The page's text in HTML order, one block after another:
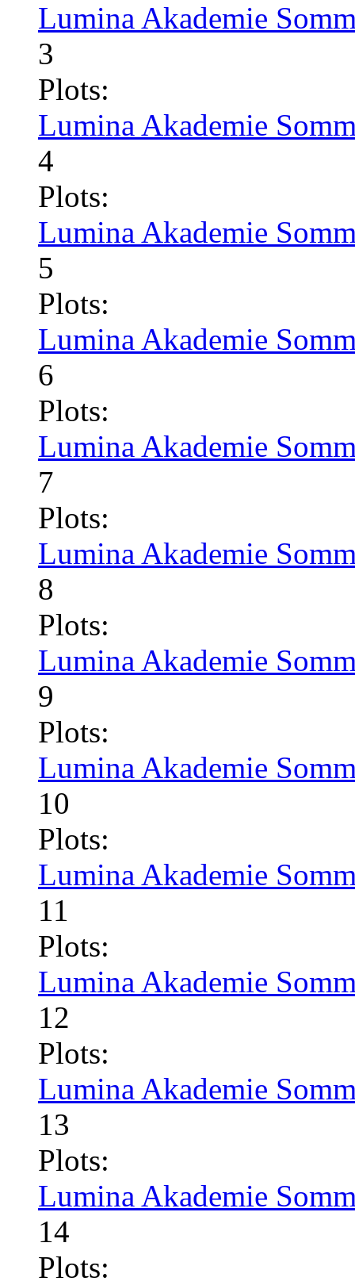
Lumina Akademie
3
Plots:
Lumina Akademie
4
Plots:
Lumina Akademie
5
Plots:
Lumina Akademie
6
Plots:
Lumina Akademie
7
Plots:
Lumina Akademie
8
Plots:
Lumina Akademie
9
Plots:
Lumina Akademie
10
Plots:
Lumina Akademie
11
Plots:
Lumina Akademie
12
Plots:
Lumina Akademie
13
Plots:
Lumina Akademie
14
Plots: